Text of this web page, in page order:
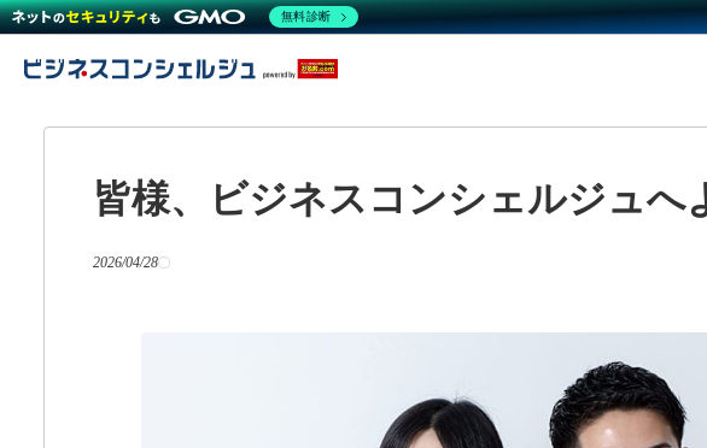
皆様、ビジネスコンシェルジュへ
2026/04/28
無料診断